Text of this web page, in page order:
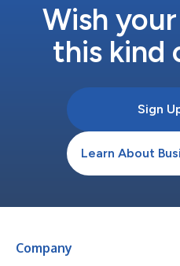
Wish
this kind
Sign
Learn About
Company